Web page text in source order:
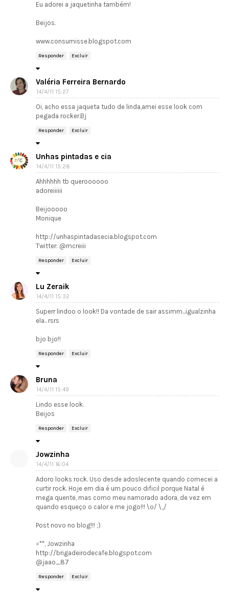
Eu adorei a jaquetinha também!
Beijos.
www.consumisse.blogspot.com
Responder Excluir
Valéria Ferreira Bernardo
14/4/11 15:27
Oi, acho essa jaqueta tudo de linda,amei esse look com
pegada rocker.Bj
Responder Excluir
Unhas pintadas e cia
14/4/11 15:28
Ahhhhhh tb queroooooo
adoreiiiiii
Beijooooo
Monique
http://unhaspintadasecia.blogspot.com
Twitter: @mcreiii
Responder Excluir
Lu Zeraik
14/4/11 15:32
Superr lindoo o look!! Da vontade de sair assimm...igualzinha
ela.. rsrs
bjo bjo!!
Responder Excluir
Bruna
14/4/11 15:49
Lindo esse look.
Beijos
Responder Excluir
Jowzinha
14/4/11 16:04
Adoro looks rock. Uso desde adoslecente quando comecei a
curtir rock. Hoje em dia é um pouco dificil porque Natal é
mega quente, mas como meu namorado adora, de vez em
quando esqueço o calor e me jogo!!! \o/ \,,/
Post novo no blog!!! ;)
=**, Jowzinha
http://brigadeirodecafe.blogspot.com
@jaao_87
Responder Excluir